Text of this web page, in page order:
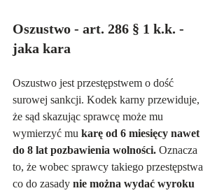
Oszustwo - art. 286 § 1 k.k. -
jaka kara
Oszustwo jest przestępstwem o dość
surowej sankcji. Kodek karny przewiduje,
że sąd skazując sprawcę może mu
wymierzyć mu karę od 6 miesięcy nawet
do 8 lat pozbawienia wolności. Oznacza
to, że wobec sprawcy takiego przestępstwa
co do zasady nie można wydać wyroku